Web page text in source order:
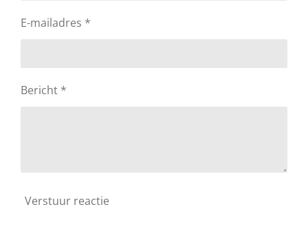
E-mailadres *
Bericht *
Verstuur reactie